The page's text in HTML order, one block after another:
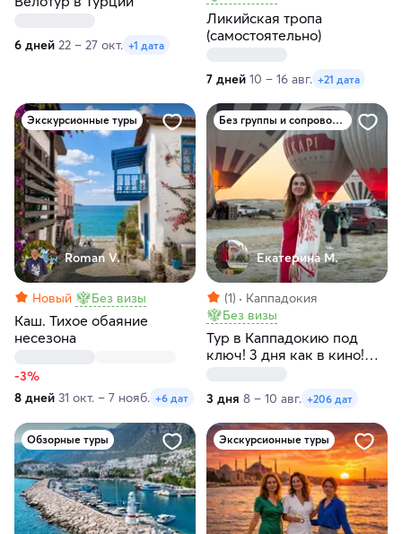
6 дней 22 – 27 окт. +1 дата
Ликийская тропа
(самостоятельно)
7 дней 10 – 16 авг. +21 дата
Экскурсионные туры
Roman V.
Новый Без визы
Каш. Тихое обаяние
несезона
-3%
8 дней 31 окт. – 7 нояб. +6 дат
Без группы и сопровождения
Екатерина М.
(1)
Каппадокия
Без визы
Тур в Каппадокию под
ключ! 3 дня как в кино!
3 дня 8 – 10 авг. +206 дат
Обзорные туры Экскурсионные туры